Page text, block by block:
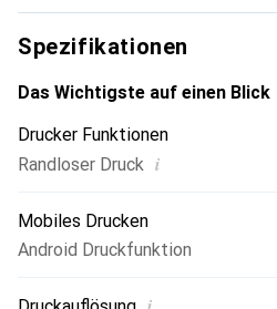
Spezifikationen
Das Wichtigste auf einen Blick
Drucker Funktionen
Randloser Druck i
Mobiles Drucken
Android Druckfunktion